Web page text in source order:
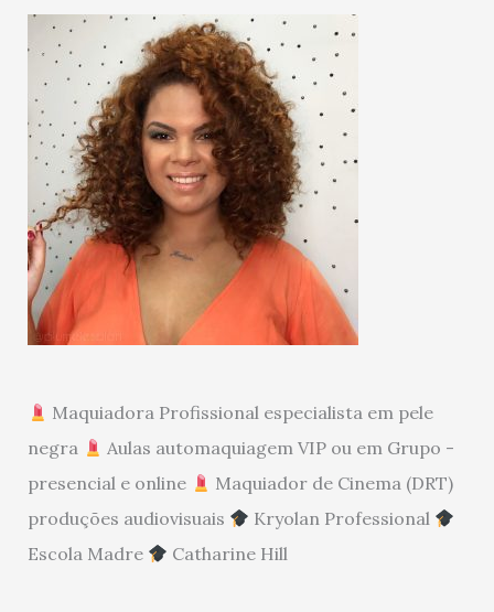
Maquiadora Profissional especialista em pele
negra
Aulas automaquiagem VIP ou em Grupo -
presencial e online
Maquiador de Cinema (DRT)
produções audiovisuais
Kryolan Professional
Escola Madre
Catharine Hill